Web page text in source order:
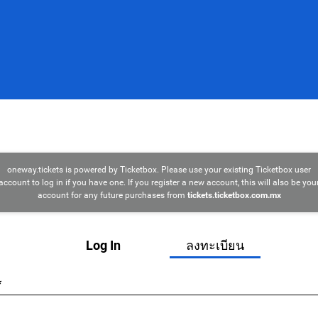
oneway.tickets is powered by Ticketbox. Please use your existing Ticketbox user
to log in if you have one. If you register a new account, this will also be
account for any future purchases from tickets.ticketbox.com.mx
Log In ลงทะเบียน